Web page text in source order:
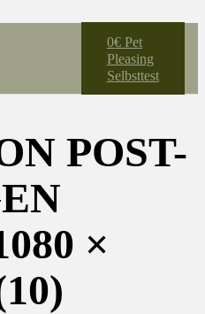
0€ Pet
Pleasing
Selbsttest
POST-
×